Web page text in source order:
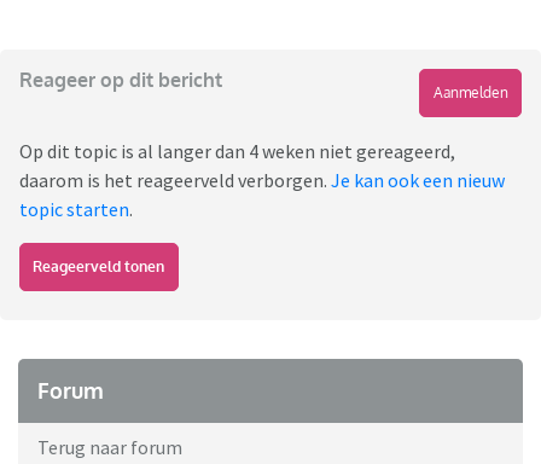
Reageer op dit bericht
Aanmelden
Op dit topic is al langer dan 4 weken niet gereageerd,
daarom is het reageerveld verborgen. Je kan ook een nieuw
topic starten.
Reageerveld tonen
Forum
Terug naar forum